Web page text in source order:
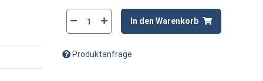
In den Warenkorb
Produktanfrage